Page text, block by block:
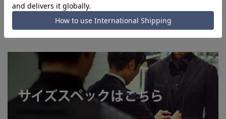
■お急ぎ発送のご注文につきましても、ご注文のタイミングに
よってはお急ぎ発送サービスを選択できない場合がございま
す。